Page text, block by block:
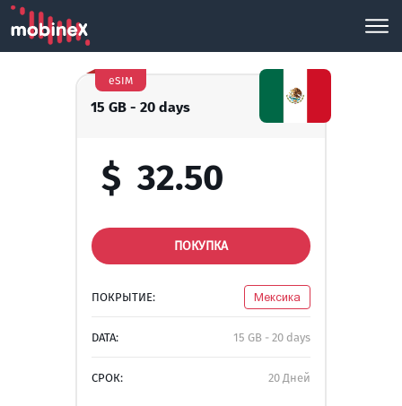
15 GB - 20 days
eSIM
$ 32.50
ПОКУПКА
ПОКРЫТИЕ: Мексика
DATA: 15 GB - 20 days
СРОК: 20 Дней